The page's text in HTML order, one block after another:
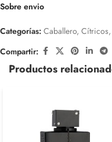
Sobre envio
Categorías: Caballero, Cítricos,
Compartir:
Productos